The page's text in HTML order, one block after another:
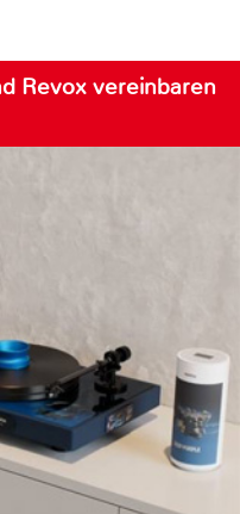
Revox vereinbaren